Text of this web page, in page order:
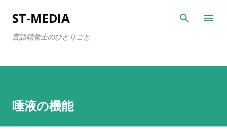
スキップしてメイン コンテンツに移動
ST-MEDIA
言語聴覚士のひとりごと
唾液の機能